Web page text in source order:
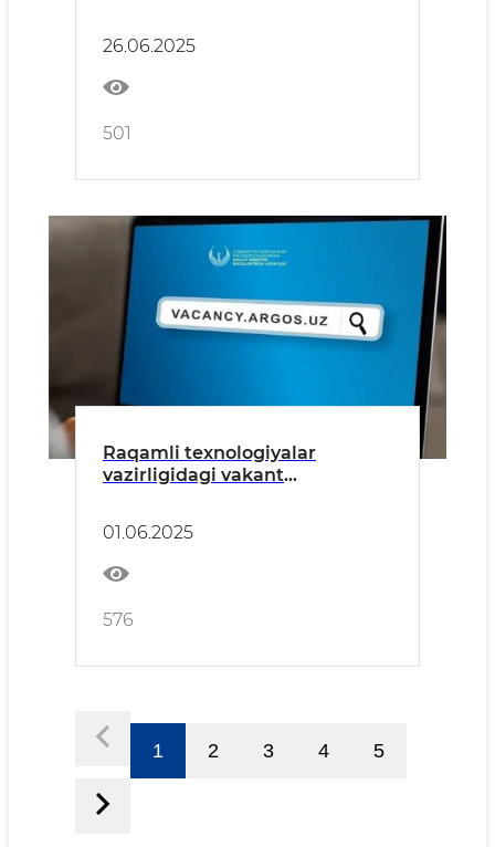
26.06.2025
501
Raqamli texnologiyalar
vazirligidagi vakant
01.06.2025
576
1 2 3 4 5